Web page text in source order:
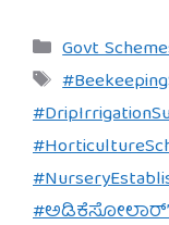
Categories
Govt
Tags